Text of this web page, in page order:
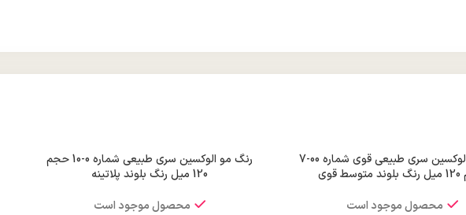
رنگ مو الوکسین سری طبیعی قوی شماره 00-7
محصول موجود است
رنگ مو الوکسین سری طبیعی شماره 0-10 حجم
120 میل رنگ بلوند پلاتینه
محصول موجود است